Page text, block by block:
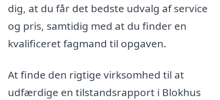
dig, at du får det bedste udvalg af service
og pris, samtidig med at du finder en
kvalificeret fagmand til opgaven.
At finde den rigtige virksomhed til at
udfærdige en tilstandsrapport i Blokhus